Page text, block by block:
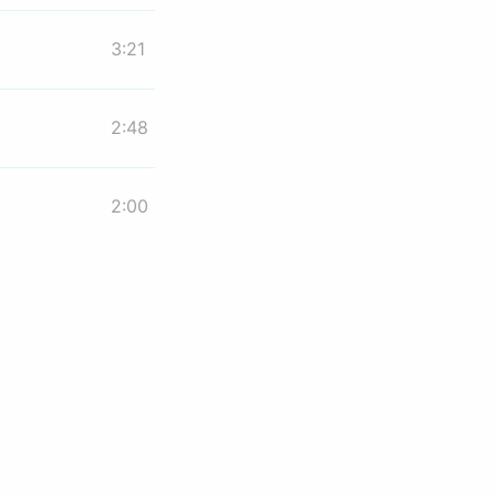
3:21
2:48
2:00